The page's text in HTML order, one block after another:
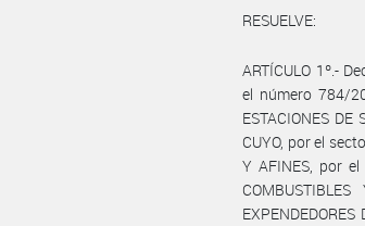
RESUELVE:
ARTÍCULO 1º.-
el número 784/
ESTACIONES DE
CUYO, por el
Y AFINES, por el